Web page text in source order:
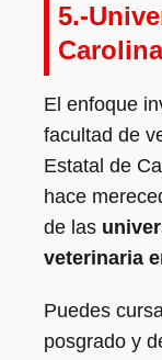
5.-
El enfoque
facultad de
Estatal de
hace
de las
veterinaria
Puedes
posgrado y